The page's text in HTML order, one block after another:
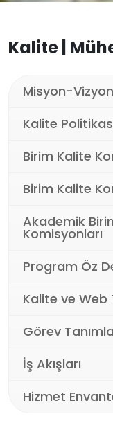
Makine
İletişim
Kalite |
Misyon-Vizyon
Kalite
Birim Kalite
Birim Kalite
Akademik
Komisyonları
Program Öz
Kalite ve Web
Görev
İş Akışları
Hizmet